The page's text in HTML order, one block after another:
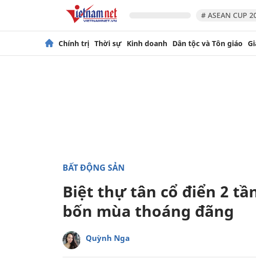
# ASEAN CUP
Chính trị Thời sự Kinh doanh Dân tộc và Tôn giáo
BẤT ĐỘNG SẢN
Biệt thự tân cổ điển 2
bốn mùa thoáng đãng
Quỳnh Nga